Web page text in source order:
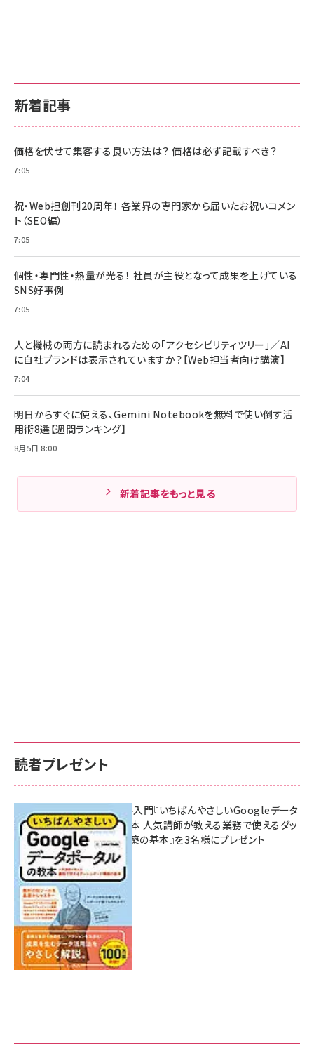
新着記事
価格を伏せて集客する良い方法は？ 価格は必ず記載すべき？
7:05
祝・Web担創刊20周年！ 各業界の専門家から届いたお祝いコメン
ト（SEO編）
7:05
個性・専門性・熱量が光る！ 社員が主役となって成果を上げている
SNS好事例
7:05
人と機械の両方に読まれるための「アクセシビリティツリー」／AI
に自社ブランドは表示されていますか？【Web担当者向け講演】
7:04
明日からすぐに使える、Gemini Notebookを無料で使い倒す活
用術8選【週間ランキング】
8月5日 8:00
新着記事をもっと見る
読者プレゼント
無料BIツール入門『いちばんやさしいGoogleデータ
ポータルの教本 人気講師が教える業務で使えるダッ
シュボード構築の基本』を3名様にプレゼント
7月31日 10:00